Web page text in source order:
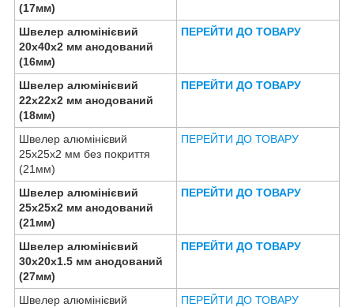
(17мм)
Швелер алюмінієвий
20х40х2 мм анодований
(16мм)
ПЕРЕЙТИ ДО ТОВАРУ
Швелер алюмінієвий
22х22х2 мм анодований
(18мм)
ПЕРЕЙТИ ДО ТОВАРУ
Швелер алюмінієвий
25х25х2 мм без покриття
(21мм)
ПЕРЕЙТИ ДО ТОВАРУ
Швелер алюмінієвий
25х25х2 мм анодований
(21мм)
ПЕРЕЙТИ ДО ТОВАРУ
Швелер алюмінієвий
30х20х1.5 мм анодований
(27мм)
ПЕРЕЙТИ ДО ТОВАРУ
Швелер алюмінієвий
ПЕРЕЙТИ ДО ТОВАРУ